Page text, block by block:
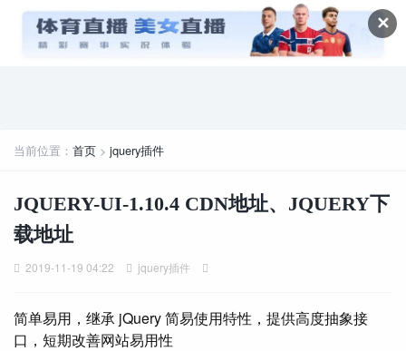
✕
当前位置： 首页 > jquery插件
JQUERY-UI-1.10.4 CDN地址、JQUERY下
载地址
2019-11-19 04:22 jquery插件
简单易用，继承 jQuery 简易使用特性，提供高度抽象接
口，短期改善网站易用性